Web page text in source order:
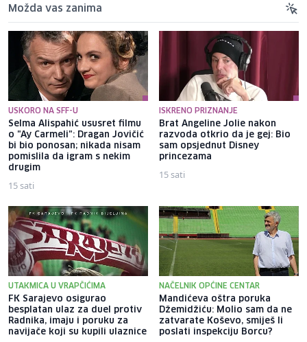
Možda vas zanima
USKORO NA SFF-U
Selma Alispahić ususret filmu
o "Ay Carmeli": Dragan Jovičić
bi bio ponosan; nikada nisam
pomislila da igram s nekim
drugim
15 sati
ISKRENO PRIZNANJE
Brat Angeline Jolie nakon
razvoda otkrio da je gej: Bio
sam opsjednut Disney
princezama
15 sati
UTAKMICA U VRAPČIĆIMA
FK Sarajevo osigurao
besplatan ulaz za duel protiv
Radnika, imaju i poruku za
navijače koji su kupili ulaznice
NAČELNIK OPĆINE CENTAR
Mandićeva oštra poruka
Džemidžiću: Molio sam da ne
zatvarate Koševo, smiješ li
poslati inspekciju Borcu?